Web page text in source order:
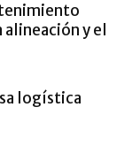
y el
logística